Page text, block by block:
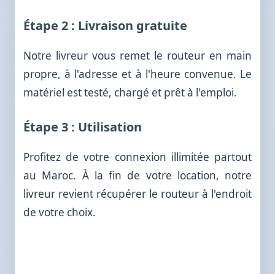
Étape 2 : Livraison gratuite
Notre livreur vous remet le routeur en main
propre, à l'adresse et à l'heure convenue. Le
matériel est testé, chargé et prêt à l'emploi.
Étape 3 : Utilisation
Profitez de votre connexion illimitée partout
au Maroc. À la fin de votre location, notre
livreur revient récupérer le routeur à l'endroit
de votre choix.